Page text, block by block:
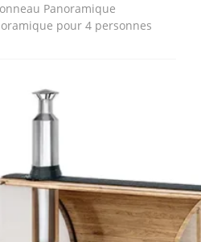
Panoramique
pour 4 personnes